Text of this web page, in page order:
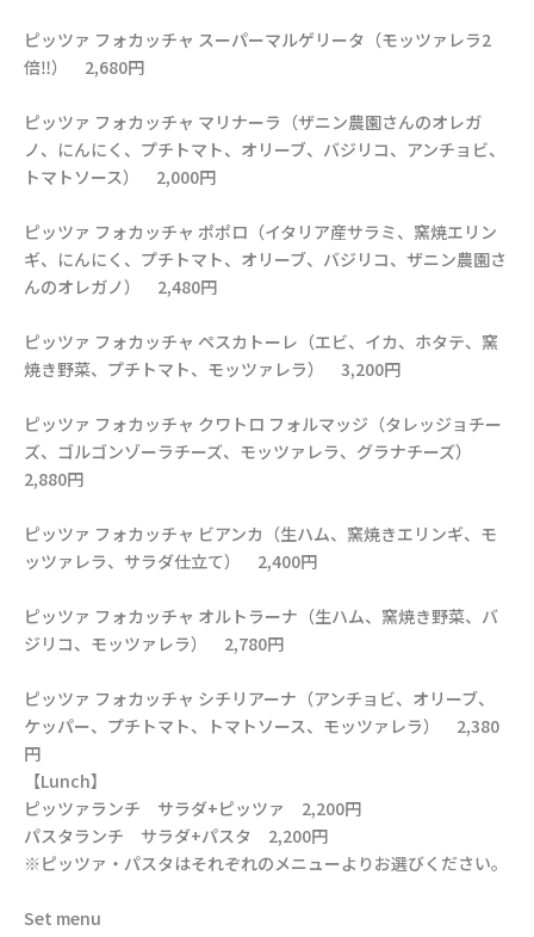
ピッツァ フォカッチャ スーパーマルゲリータ（モッツァレラ2
倍‼） 2,680円
ピッツァ フォカッチャ マリナーラ（ザニン農園さんのオレガ
ノ、にんにく、プチトマト、オリーブ、バジリコ、アンチョビ、
トマトソース） 2,000円
ピッツァ フォカッチャ ポポロ（イタリア産サラミ、窯焼エリン
ギ、にんにく、プチトマト、オリーブ、バジリコ、ザニン農園さ
んのオレガノ） 2,480円
ピッツァ フォカッチャ ペスカトーレ（エビ、イカ、ホタテ、窯
焼き野菜、プチトマト、モッツァレラ） 3,200円
ピッツァ フォカッチャ クワトロ フォルマッジ（タレッジョチー
ズ、ゴルゴンゾーラチーズ、モッツァレラ、グラナチーズ）
2,880円
ピッツァ フォカッチャ ビアンカ（生ハム、窯焼きエリンギ、モ
ッツァレラ、サラダ仕立て） 2,400円
ピッツァ フォカッチャ オルトラーナ（生ハム、窯焼き野菜、バ
ジリコ、モッツァレラ） 2,780円
ピッツァ フォカッチャ シチリアーナ（アンチョビ、オリーブ、
ケッパー、プチトマト、トマトソース、モッツァレラ） 2,380
円
【Lunch】
ピッツァランチ サラダ+ピッツァ 2,200円
パスタランチ サラダ+パスタ 2,200円
※ピッツァ・パスタはそれぞれのメニューよりお選びください。
Set menu